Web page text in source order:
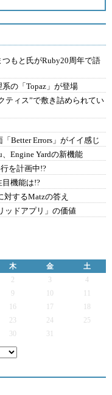
つもと氏がRuby20周年で語
の「Topaz」が登場
ティス”で敷き詰められてい
Better Errors」がイイ感じ
Engine Yardの新機能
行を計画中!?
目機能は!?
対するMatzの答え
ッドアプリ」の価値
木 金
土
2 3
4
9
16 17
23 24
25
30 31